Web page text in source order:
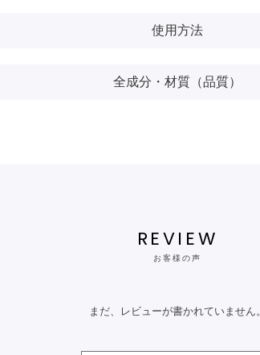
使用方法
全成分・材質（品質）
REVIEW
お客様の声
まだ、レビューが書かれていません。